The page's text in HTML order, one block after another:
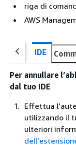
riga di
AWS
IDE
Per annullare
dal tuo IDE
Effettua
utilizzando il
ulteriori